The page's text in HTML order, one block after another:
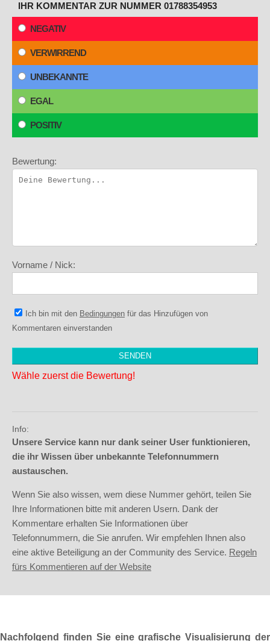
IHR KOMMENTAR ZUR NUMMER 01788354953
NEGATIV
VERWIRREND
UNBEKANNTE
EGAL
POSITIV
Bewertung:
Vorname / Nick:
Ich bin mit den Bedingungen für das Hinzufügen von
Kommentaren einverstanden
Wähle zuerst die Bewertung!
Info:
Unsere Service kann nur dank seiner User funktionieren,
die ihr Wissen über unbekannte Telefonnummern
austauschen.
Wenn Sie also wissen, wem diese Nummer gehört, teilen Sie
Ihre Informationen bitte mit anderen Usern. Dank der
Kommentare erhalten Sie Informationen über
Telefonnummern, die Sie anrufen. Wir empfehlen Ihnen also
eine aktive Beteiligung an der Community des Service. Regeln
fürs Kommentieren auf der Website
Nachfolgend finden Sie eine grafische Visualisierung der